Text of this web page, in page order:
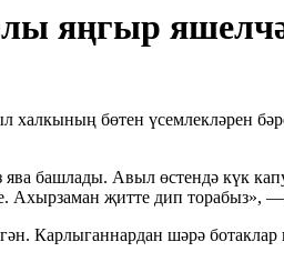
яңгыр
бөтен үсемлекләрен
башлады. Авыл өстендә күк
Ахырзаман җитте дип торабыз»,
Карлыганнардан шәрә